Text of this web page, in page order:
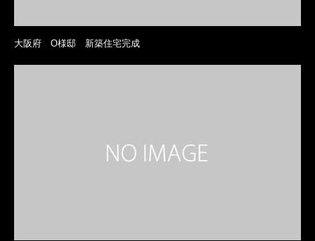
大阪府 O様邸 新築住宅完成